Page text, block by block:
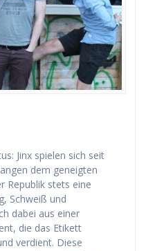
Jinx spielen sich seit
dem geneigten
Republik stets eine
Schweiß und
dabei aus einer
die das Etikett
verdient. Diese